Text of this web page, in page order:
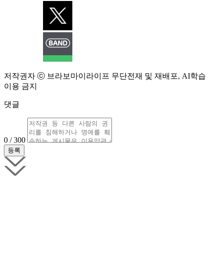
저작권자 ⓒ 브라보마이라이프 무단전재 및 재배포, AI학습
이용 금지
댓글
0 / 300